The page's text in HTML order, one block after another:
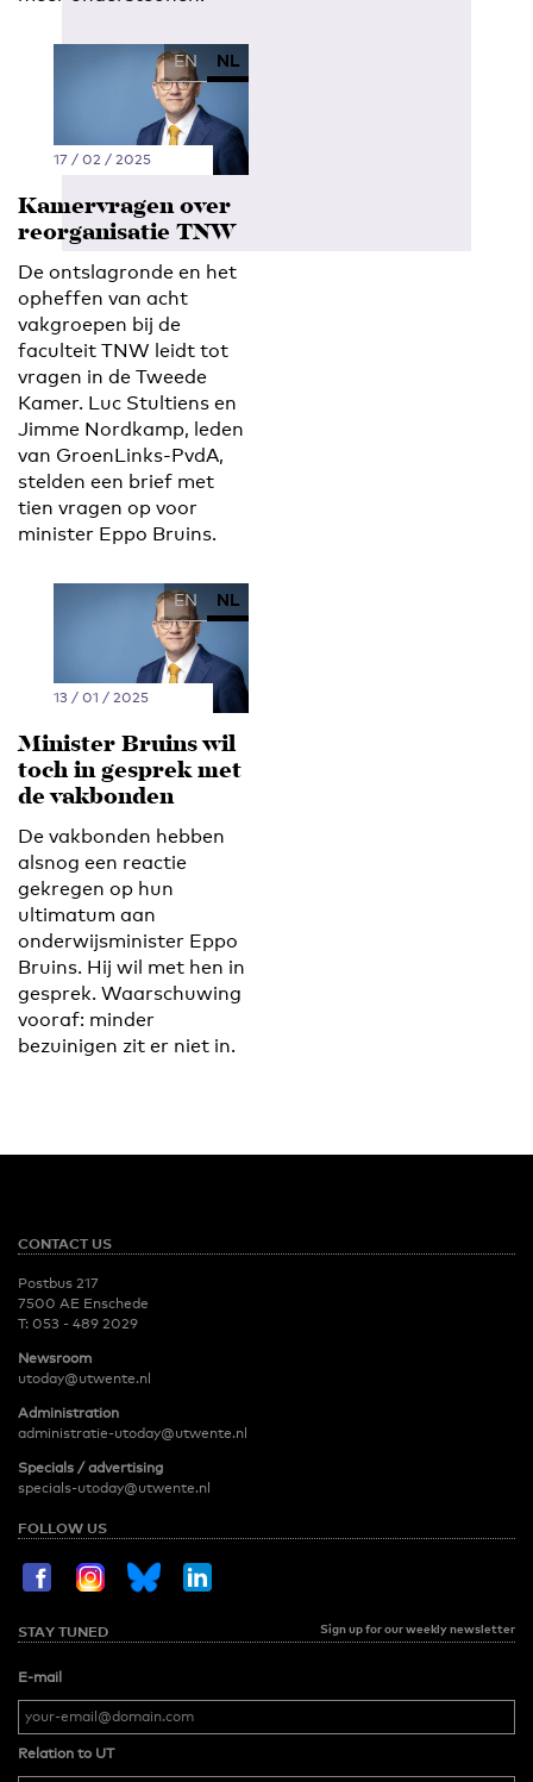
EN NL
17 / 02 / 2025
Kamervragen over
reorganisatie TNW
De ontslagronde en het
opheffen van acht
vakgroepen bij de
faculteit TNW leidt tot
vragen in de Tweede
Kamer. Luc Stultiens en
Jimme Nordkamp, leden
van GroenLinks-PvdA,
stelden een brief met
tien vragen op voor
minister Eppo Bruins.
EN NL
13 / 01 / 2025
Minister Bruins wil
toch in gesprek met
de vakbonden
De vakbonden hebben
alsnog een reactie
gekregen op hun
ultimatum aan
onderwijsminister Eppo
Bruins. Hij wil met hen in
gesprek. Waarschuwing
vooraf: minder
bezuinigen zit er niet in.
CONTACT US
Postbus 217
7500 AE Enschede
T: 053 - 489 2029
Newsroom
utoday@utwente.nl
Administration
administratie-utoday@utwente.nl
Specials / advertising
specials-utoday@utwente.nl
FOLLOW US
STAY TUNED Sign up for our weekly newsletter
E-mail
Relation to UT